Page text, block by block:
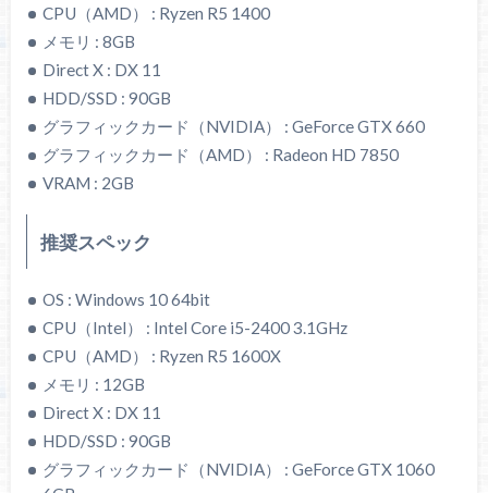
CPU（AMD） : Ryzen R5 1400
メモリ : 8GB
Direct X : DX 11
HDD/SSD : 90GB
グラフィックカード（NVIDIA） : GeForce GTX 660
グラフィックカード（AMD） : Radeon HD 7850
VRAM : 2GB
推奨スペック
OS : Windows 10 64bit
CPU（Intel） : Intel Core i5-2400 3.1GHz
CPU（AMD） : Ryzen R5 1600X
メモリ : 12GB
Direct X : DX 11
HDD/SSD : 90GB
グラフィックカード（NVIDIA） : GeForce GTX 1060